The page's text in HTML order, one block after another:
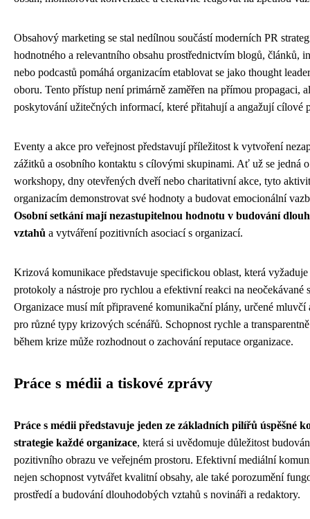
Obsahový marketing se stal nedílnou součástí moderních PR
hodnotného a relevantního obsahu prostřednictvím blogů, článků,
nebo podcastů pomáhá organizacím etablovat se jako thought
oboru. Tento přístup není primárně zaměřen na přímou propagaci,
poskytování užitečných informací, které přitahují a angažují cílové
Eventy a akce pro veřejnost představují příležitost k vytvoření
zážitků a osobního kontaktu s cílovými skupinami. Ať už se jedná
workshopy, dny otevřených dveří nebo charitativní akce, tyto
organizacím demonstrovat své hodnoty a budovat emocionální
Osobní setkání mají nezastupitelnou hodnotu v budování
vztahů a vytváření pozitivních asociací s organizací.
Krizová komunikace představuje specifickou oblast, která
protokoly a nástroje pro rychlou a efektivní reakci na neočekávané
Organizace musí mít připravené komunikační plány, určené mluvčí
pro různé typy krizových scénářů. Schopnost rychle a
během krize může rozhodnout o zachování reputace organizace.
Práce s médii a tiskové zprávy
Práce s médii představuje jeden ze základních pilířů úspěšné
strategie každé organizace, která si uvědomuje důležitost
pozitivního obrazu ve veřejném prostoru. Efektivní mediální
nejen schopnost vytvářet kvalitní obsahy, ale také porozumění
prostředí a budování dlouhodobých vztahů s novináři a redaktory.